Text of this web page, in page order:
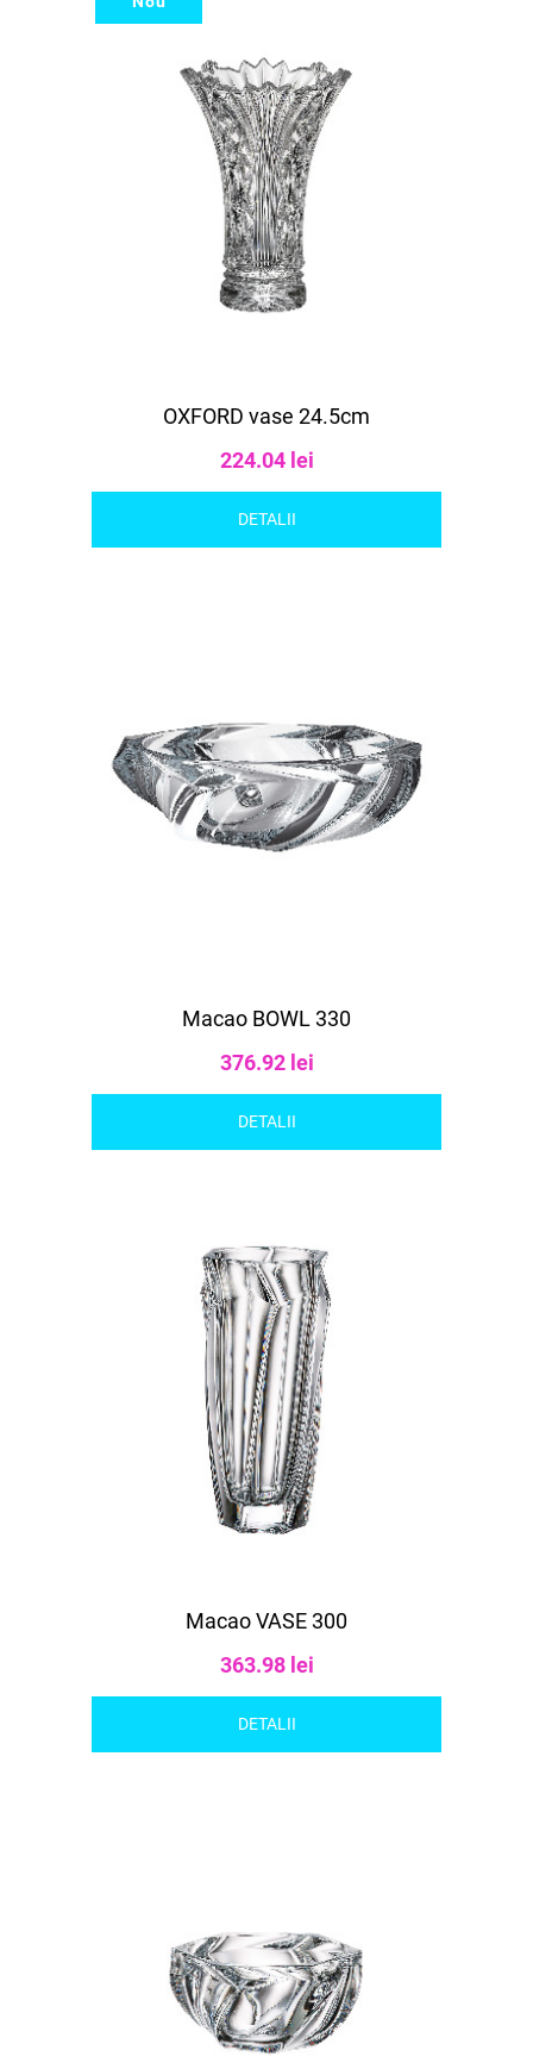
OXFORD vase 24.5cm
224.04 lei
DETALII
Macao BOWL 330
376.92 lei
DETALII
Macao VASE 300
363.98 lei
DETALII